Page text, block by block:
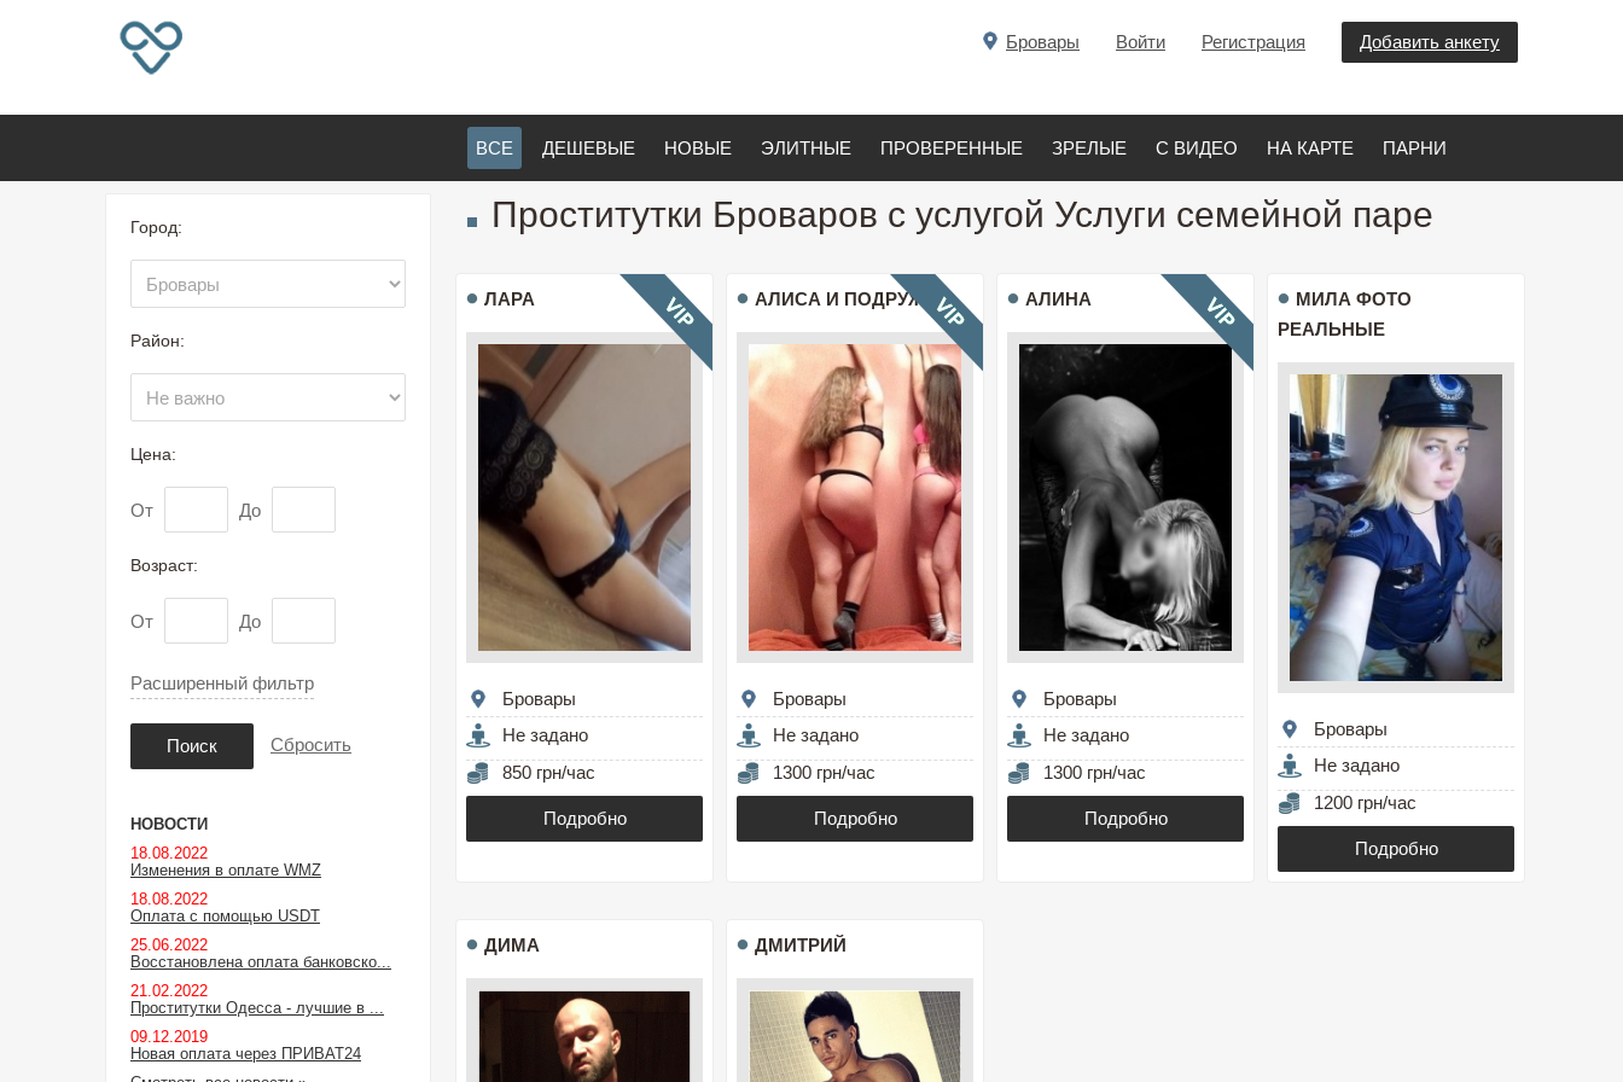
Добавить анкету
Регистрация
Войти
Бровары
ВСЕ ДЕШЕВЫЕ НОВЫЕ ЭЛИТНЫЕ ПРОВЕРЕННЫЕ ЗРЕЛЫЕ С ВИДЕО НА КАРТЕ ПАРНИ
Проститутки Броваров с услугой Услуги семейной паре
ЛАРА
Бровары
Не задано
850 грн/час
Подробно
АЛИСА И ПОДРУЖКИ
Бровары
Не задано
1300 грн/час
Подробно
АЛИНА
Бровары
Не задано
1300 грн/час
Подробно
МИЛА ФОТО
РЕАЛЬНЫЕ
Бровары
Не задано
1200 грн/час
Подробно
ДИМА ДМИТРИЙ
Город:
Район:
Цена:
От До
Возраст:
От До
Расширенный фильтр
Поиск Сбросить
НОВОСТИ
18.08.2022
Изменения в оплате WMZ
18.08.2022
Оплата с помощью USDT
25.06.2022
Восстановлена оплата банковско...
21.02.2022
Проститутки Одесса - лучшие в ...
09.12.2019
Новая оплата через ПРИВАТ24